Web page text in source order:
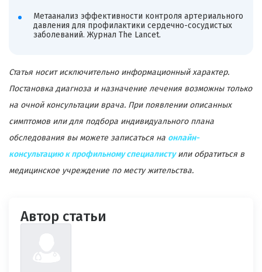
Метаанализ эффективности контроля артериального
давления для профилактики сердечно-сосудистых
заболеваний. Журнал The Lancet.
Статья носит исключительно информационный характер.
Постановка диагноза и назначение лечения возможны только
на очной консультации врача. При появлении описанных
симптомов или для подбора индивидуального плана
обследования вы можете записаться на онлайн-
консультацию к профильному специалистуили обратиться в
медицинское учреждение по месту жительства.
Автор статьи